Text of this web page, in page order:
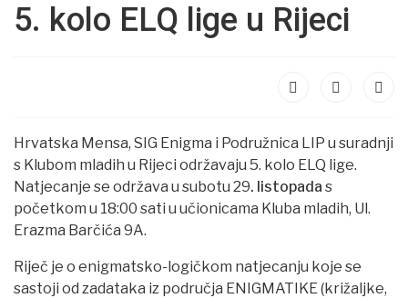
5. kolo ELQ lige u Rijeci
Hrvatska Mensa, SIG Enigma i Podružnica LIP u suradnji
s Klubom mladih u Rijeci održavaju 5. kolo ELQ lige.
Natjecanje se održava u subotu 29. listopada s
početkom u 18:00 sati u učionicama Kluba mladih, Ul.
Erazma Barčića 9A.
Riječ je o enigmatsko-logičkom natjecanju koje se
sastoji od zadataka iz područja ENIGMATIKE (križaljke,